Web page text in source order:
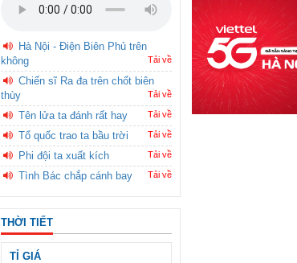
Hà Nội - Điện Biên Phủ trên
không
Tải về
Chiến sĩ Ra đa trên chốt biên
thùy
Tải về
Tên lửa ta đánh rất hay Tải về
Tổ quốc trao ta bầu trời Tải về
Phi đội ta xuất kích Tải về
Tình Bác chắp cánh bay Tải về
THỜI TIẾT
TỈ GIÁ